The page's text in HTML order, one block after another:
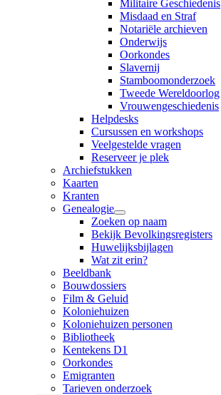
Militaire Geschiedenis
Misdaad en Straf
Notariële archieven
Onderwijs
Oorkondes
Slavernij
Stamboomonderzoek
Tweede Wereldoorlog
Vrouwengeschiedenis
Helpdesks
Cursussen en workshops
Veelgestelde vragen
Reserveer je plek
Archiefstukken
Kaarten
Kranten
Genealogie
Zoeken op naam
Bekijk Bevolkingsregisters
Huwelijksbijlagen
Wat zit erin?
Beeldbank
Bouwdossiers
Film & Geluid
Koloniehuizen
Koloniehuizen personen
Bibliotheek
Kentekens D1
Oorkondes
Emigranten
Tarieven onderzoek